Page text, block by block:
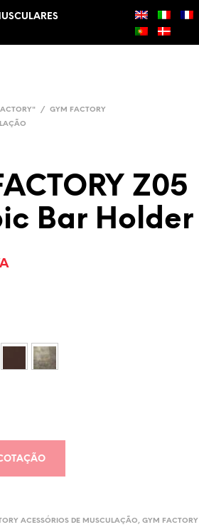
/
GYM FACTORY
Z05
Bar Holder
ACESSÓRIOS DE MUSCULAÇÃO,GYM FACTORY